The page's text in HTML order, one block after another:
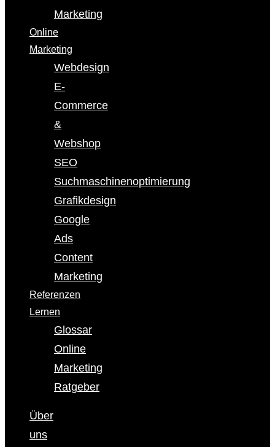
Marketing
Online
Marketing
Webdesign
E-
Commerce
&
Webshop
SEO
Suchmaschinenoptimierung
Grafikdesign
Google
Ads
Content
Marketing
Referenzen
Lernen
Glossar
Online
Marketing
Ratgeber
Über
uns